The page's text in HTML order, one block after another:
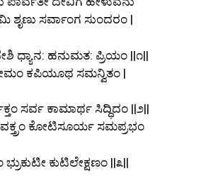
ಶೃಣು ಸರ್ವಾಂಗ ಸುಂದರಂ |
ಧ್ಯಾನ: ಹನುಮತ: ಪ್ರಿಯಂ ||೧||
ಕಪಿಯೂಥ ಸಮನ್ವಿತಂ |
ಸರ್ವ ಕಾಮಾರ್ಥ ಸಿದ್ಧಿದಂ ||೨||
ಕೋಟಿಸೂರ್ಯ ಸಮಪ್ರಭಂ
ಕುಟಿಲೇಕ್ಷಣಂ ||೩||